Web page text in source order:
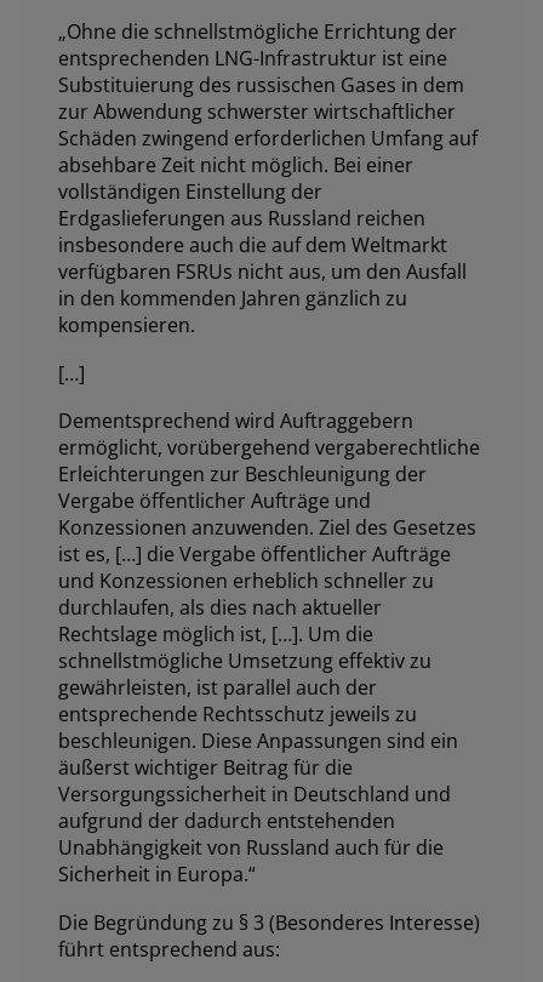
„Ohne die schnellstmögliche Errichtung der
entsprechenden LNG-Infrastruktur ist eine
Substituierung des russischen Gases in dem
zur Abwendung schwerster wirtschaftlicher
Schäden zwingend erforderlichen Umfang auf
absehbare Zeit nicht möglich. Bei einer
vollständigen Einstellung der
Erdgaslieferungen aus Russland reichen
insbesondere auch die auf dem Weltmarkt
verfügbaren FSRUs nicht aus, um den Ausfall
in den kommenden Jahren gänzlich zu
kompensieren.
[…]
Dementsprechend wird Auftraggebern
ermöglicht, vorübergehend vergaberechtliche
Erleichterungen zur Beschleunigung der
Vergabe öffentlicher Aufträge und
Konzessionen anzuwenden. Ziel des Gesetzes
ist es, […] die Vergabe öffentlicher Aufträge
und Konzessionen erheblich schneller zu
durchlaufen, als dies nach aktueller
Rechtslage möglich ist, […]. Um die
schnellstmögliche Umsetzung effektiv zu
gewährleisten, ist parallel auch der
entsprechende Rechtsschutz jeweils zu
beschleunigen. Diese Anpassungen sind ein
äußerst wichtiger Beitrag für die
Versorgungssicherheit in Deutschland und
aufgrund der dadurch entstehenden
Unabhängigkeit von Russland auch für die
Sicherheit in Europa.“
Die Begründung zu § 3 (Besonderes Interesse)
führt entsprechend aus: